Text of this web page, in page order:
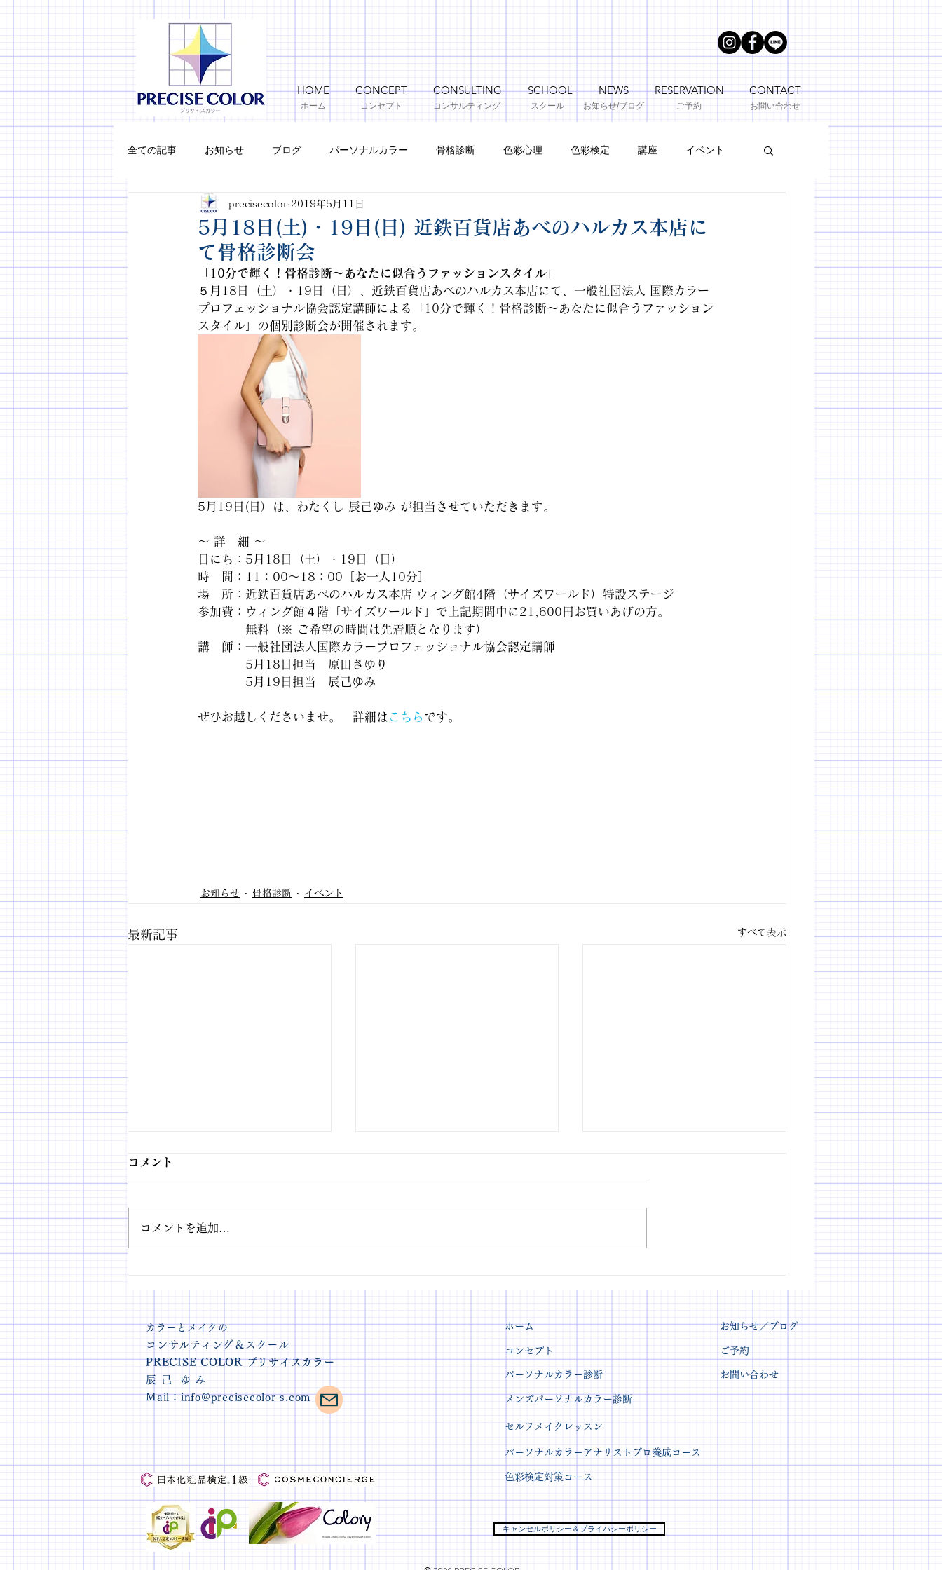
HOME CONCEPT CONSULTING SCHOOL NEWS RESERVATION CONTACT
ホーム コンセプト コンサルティング ​スクール お知らせ​/ブログ ご予約 お問い合わせ
全ての記事 お知らせ ブログ パーソナルカラー 骨格診断 色彩心理 色彩検定 講座 イベント
5月18日(土)・19日(日) 近鉄百貨店あべのハルカス本店に
て骨格診断会
precisecolor 2019年5月11日
「10分で輝く！骨格診断～あなたに似合うファッションスタイル」
５月18日（土）・19日（日）、近鉄百貨店あべのハルカス本店にて、一般社団法人 国際カラー
プロフェッショナル協会認定講師による「10分で輝く！骨格診断～あなたに似合うファッション
スタイル」の個別診断会が開催されます。
5月19日(日）は、わたくし 辰己ゆみ が担当させていただきます。
～ 詳　細 ～
日にち：5月18日（土）・19日（日）
時　間：11：00～18：00［お一人10分］
場　所：近鉄百貨店あべのハルカス本店 ウィング館4階（サイズワールド）特設ステージ
参加費：ウィング館４階「サイズワールド」で上記期間中に21,600円お買いあげの方。
無料（※ ご希望の時間は先着順となります）
講　師：一般社団法人国際カラープロフェッショナル協会認定講師
5月18日担当　原田さゆり
5月19日担当　辰己ゆみ
ぜひお越しくださいませ。　詳細は こちら です。
お知らせ 骨格診断 イベント
最新記事 すべて表示
ラー診断
コメント
コメントを追加…
カラーとメイクの
コンサルティング＆スクール
PRECISE COLOR プリサイスカラー
辰 己 ゆ み
Mail：info@precisecolor-s.com
ホーム
コンセプト
パーソナルカラー診断
メンズパーソナルカラー診断
お知らせ／ブログ
ご予約
​お問い合わせ
セルフメイクレッスン
パーソナルカラーアナリストプロ養成コース
色彩検定対策コース
キャンセルポリシー＆プライバシーポリシー